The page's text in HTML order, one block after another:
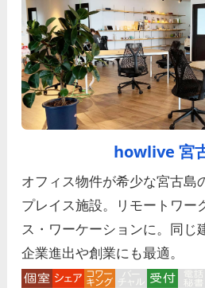
howlive 宮
オフィス物件が希少な宮古島
プレイス施設。リモートワー
ス・ワーケーションに。同じ
企業進出や創業にも最適。